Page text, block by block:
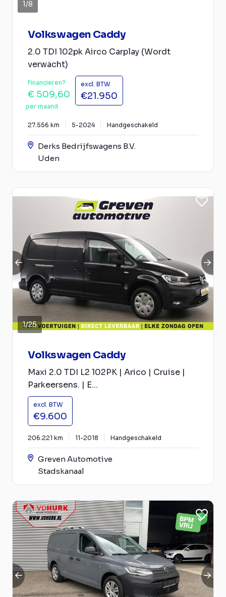
1/8
Volkswagen Caddy
2.0 TDI 102pk Airco Carplay (Wordt
verwacht)
Financieren?
€ 509,60
per maand
excl. BTW
€21.950
27.556 km 5-2024 Handgeschakeld
Derks Bedrijfswagens B.V.
Uden
1/25
Volkswagen Caddy
Maxi 2.0 TDI L2 102PK | Arico | Cruise |
Parkeersens. | E...
excl. BTW
€9.600
206.221 km 11-2018 Handgeschakeld
Greven Automotive
Stadskanaal